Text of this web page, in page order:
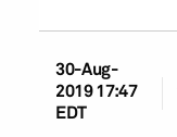
30-Aug-
2019 17:47
EDT